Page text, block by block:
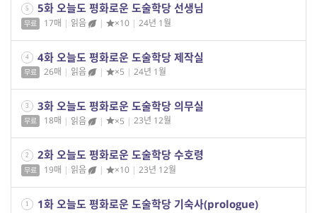
5 5화 오늘도 평화로운 도술학당 선생님
무료 17매 | 읽음 | ×10 | 24년 1월
4 4화 오늘도 평화로운 도술학당 제작실
무료 26매 | 읽음 | ×5 | 24년 1월
3 3화 오늘도 평화로운 도술학당 의무실
무료 18매 | 읽음 | ×5 | 23년 12월
2 2화 오늘도 평화로운 도술학당 수호령
무료 19매 | 읽음 | ×10 | 23년 12월
1 1화 오늘도 평화로운 도술학당 기숙사(prologue)